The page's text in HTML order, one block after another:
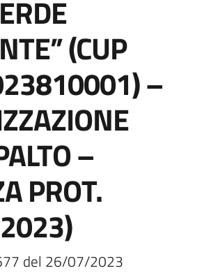
(CUP
–
–
PROT.
del 26/07/2023